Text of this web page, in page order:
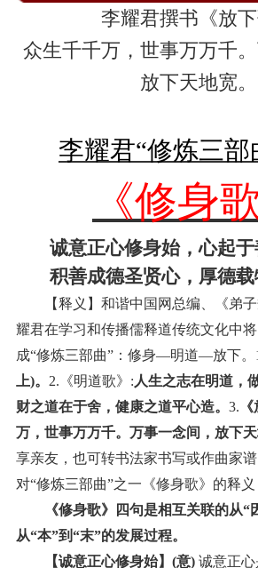
李耀君撰书《放下
众生千千万，世事万万千
放下天地宽。
李耀君“修炼三部
《修身歌
诚意正心修身始，心起于
积善成德圣贤心，厚德载
【释义】和谐中国网总编、《弟
耀君在学习和传播儒释道传统文化中
成“修炼三部曲”：修身—明道—放下。
上)。 2. 《明道歌》 : 人生之志在明道，
财之道在于舍，健康之道平心造。 3.
万，世事万万千。万事一念间，放下天
享亲友，也可转书法家书写或作曲家谱
对“修炼三部曲”之一《修身歌》的释义
《修身歌》四句是相互关联的从“
从“本”到“末”的发展过程。
【诚意正心修身始】 (意) 诚意正